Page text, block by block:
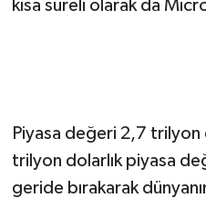
kısa süreli olarak da
Piyasa değeri 2,7 trilyon
trilyon dolarlık piyasa
geride bırakarak